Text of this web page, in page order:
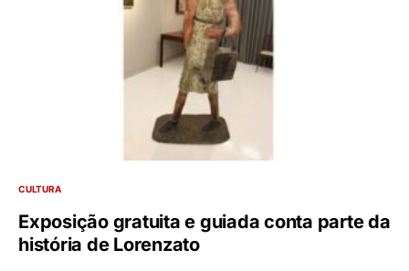
CULTURA
Exposição gratuita e guiada conta parte da
história de Lorenzato